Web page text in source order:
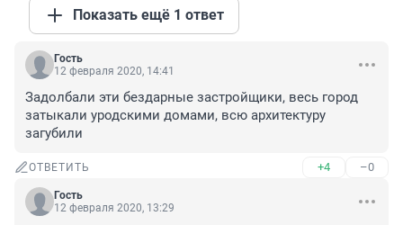
Показать ещё 1 ответ
Гость
12 февраля 2020, 14:41
Задолбали эти бездарные застройщики, весь город
затыкали уродскими домами, всю архитектуру
загубили
ОТВЕТИТЬ +4 –0
Гость
12 февраля 2020, 13:29